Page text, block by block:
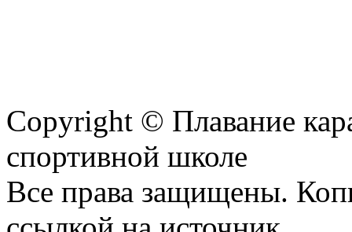
Copyright © Плавание
спортивной школе
Все права защищены.